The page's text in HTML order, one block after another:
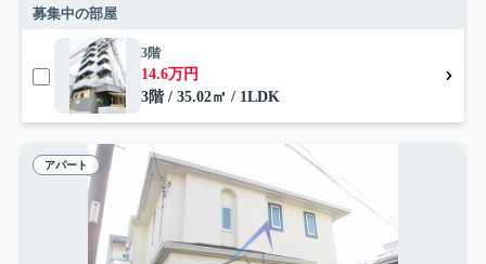
募集中の部屋
3階
14.6万円
3階 / 35.02㎡ / 1LDK
アパート